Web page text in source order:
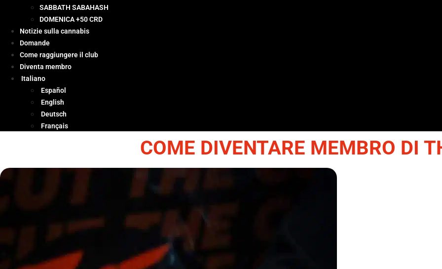
SABBATH SABAHASH
DOMENICA +50 CRD
Notizie sulla cannabis
Domande
Come raggiungere il club
Diventa membro
Italiano
Español
English
Deutsch
Français
COME DIVENTARE MEMBRO DI